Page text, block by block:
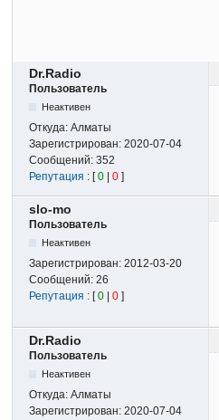
Dr.Radio
Пользователь
Неактивен
Откуда:Алматы
Зарегистрирован:2020-07-04
Сообщений:352
Репутация : [0 |0 ]
slo-mo
Пользователь
Неактивен
Зарегистрирован:2012-03-20
Сообщений:26
Репутация : [0 |0 ]
Dr.Radio
Пользователь
Неактивен
Откуда:Алматы
Зарегистрирован:2020-07-04